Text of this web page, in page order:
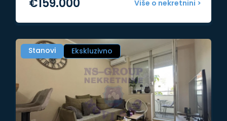
Više o nekretnini >
€159.000
Stanovi Ekskluzivno